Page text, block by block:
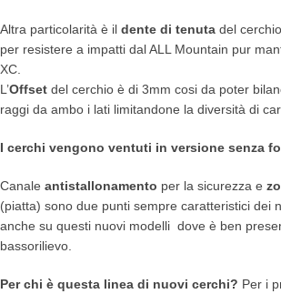
Altra particolarità è il dente di tenuta del
per resistere a impatti dal ALL Mountain pur
XC.
L’Offset del cerchio è di 3mm cosi da poter
raggi da ambo i lati limitandone la diversità di
I cerchi vengono ventuti in versione senza
Canale antistallonamento per la sicurezza e
(piatta) sono due punti sempre caratteristici dei
anche su questi nuovi modelli dove è ben
bassorilievo.
Per chi è questa linea di nuovi cerchi? Per i